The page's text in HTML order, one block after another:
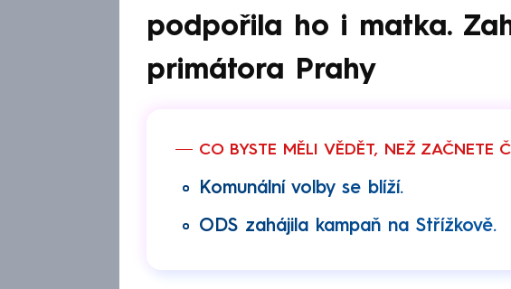
podpořila ho i matka.
primátora Prahy
CO BYSTE MĚLI VĚDĚT, NEŽ ZAČNETE
Komunální volby se blíží.
ODS zahájila kampaň na Střížkově.